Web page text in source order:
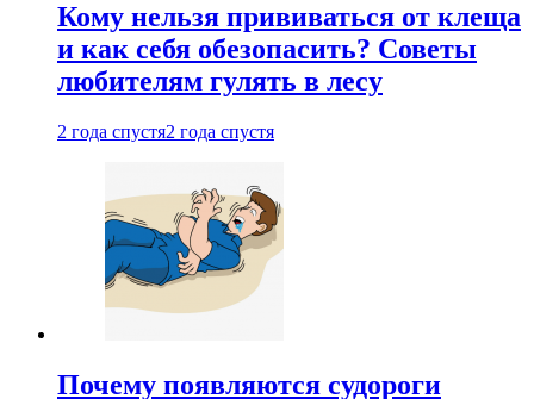
Кому нельзя прививаться от клеща
и как себя обезопасить? Советы
любителям гулять в лесу
2 года спустя2 года спустя
Почему появляются судороги